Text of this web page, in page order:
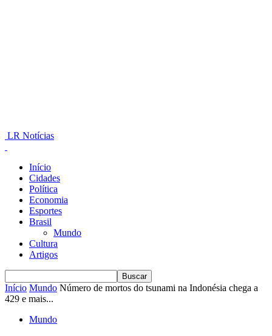
LR Notícias
Início
Cidades
Política
Economia
Esportes
Brasil
Mundo
Cultura
Artigos
Início Mundo Número de mortos do tsunami na Indonésia chega a
429 e mais...
Mundo